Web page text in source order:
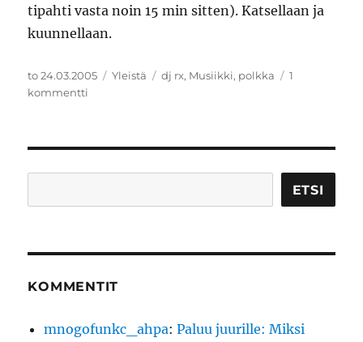
tipahti vasta noin 15 min sitten). Katsellaan ja
kuunnellaan.
Julkaistu
to 24.03.2005 Kategoriat
Yleistä Avainsanat
dj rx, Musiikki, polkka
1
kommentti
ETSI
KOMMENTIT
mnogofunkc_ahpa:Paluu juurille: Miksi